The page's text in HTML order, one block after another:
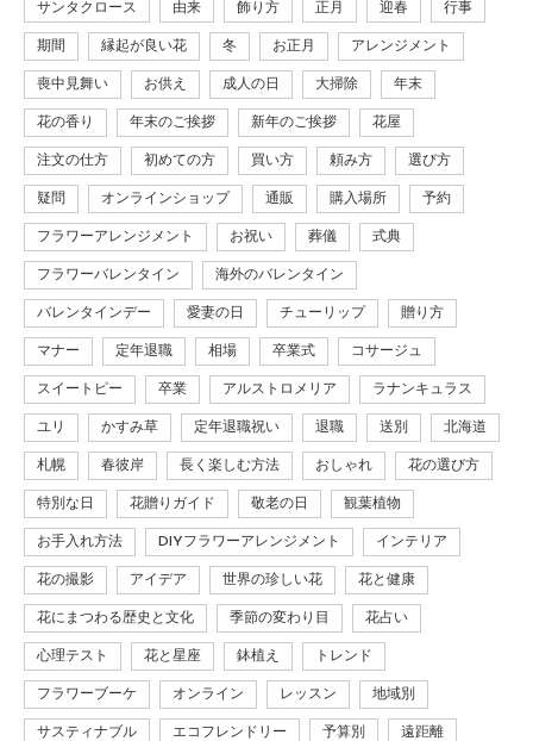
サンタクロース 由来 飾り方 正月 迎春 行事
期間 縁起が良い花 冬 お正月 アレンジメント
喪中見舞い お供え 成人の日 大掃除 年末
花の香り 年末のご挨拶 新年のご挨拶 花屋
注文の仕方 初めての方 買い方 頼み方 選び方
疑問 オンラインショップ 通販 購入場所 予約
フラワーアレンジメント お祝い 葬儀 式典
フラワーバレンタイン 海外のバレンタイン
バレンタインデー 愛妻の日 チューリップ 贈り方
マナー 定年退職 相場 卒業式 コサージュ
スイートピー 卒業 アルストロメリア ラナンキュラス
ユリ かすみ草 定年退職祝い 退職 送別 北海道
札幌 春彼岸 長く楽しむ方法 おしゃれ 花の選び方
特別な日 花贈りガイド 敬老の日 観葉植物
お手入れ方法 DIYフラワーアレンジメント インテリア
花の撮影 アイデア 世界の珍しい花 花と健康
花にまつわる歴史と文化 季節の変わり目 花占い
心理テスト 花と星座 鉢植え トレンド
フラワーブーケ オンライン レッスン 地域別
サスティナブル エコフレンドリー 予算別 遠距離